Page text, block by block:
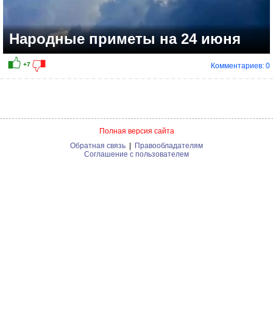
Народные приметы на 24 июня
Комментариев: 0
Полная версия сайта
Обратная связь | Правообладателям
Соглашение с пользователем